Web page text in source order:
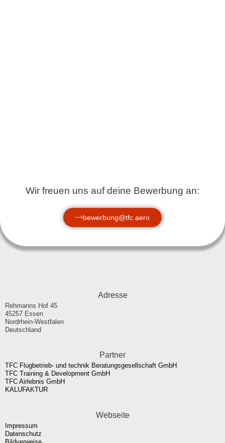
Wir freuen uns auf deine Bewerbung an:
bewerbung@tfc.aero
Adresse
Rehmanns Hof 45
45257 Essen
Nordrhein-Westfalen
Deutschland
Partner
TFC Flugbetrieb- und technik Beratungsgesellschaft GmbH
TFC Training & Development GmbH
TFC Airlebnis GmbH
KALUFAKTUR
Webseite
Impressum
Datenschutz